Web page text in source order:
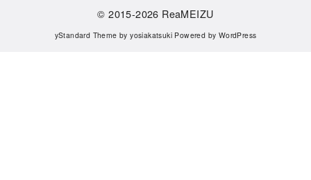
© 2015-2026 ReaMEIZU
yStandard Theme byyosiakatsuki Powered by WordPress